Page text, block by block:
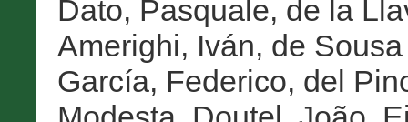
Dato, Pasquale, de la
Amerighi, Iván, de
García, Federico, del